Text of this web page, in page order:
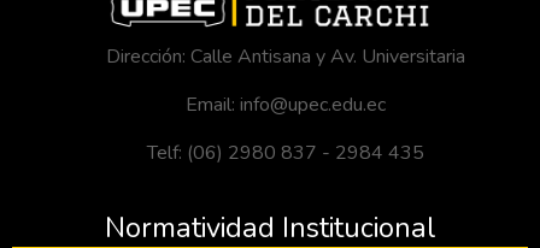
Dirección: Calle Antisana y Av. Universitaria
Email: info@upec.edu.ec
Telf: (06) 2980 837 - 2984 435
Normatividad Institucional